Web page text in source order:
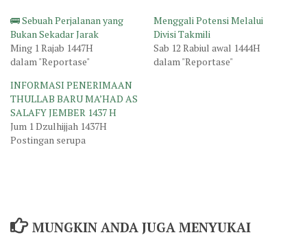
🚌 Sebuah Perjalanan yang
Bukan Sekadar Jarak
Ming 1 Rajab 1447H
dalam "Reportase"
Menggali Potensi Melalui
Divisi Takmili
Sab 12 Rabiul awal 1444H
dalam "Reportase"
INFORMASI PENERIMAAN
THULLAB BARU MA’HAD AS
SALAFY JEMBER 1437 H
Jum 1 Dzulhijjah 1437H
Postingan serupa
MUNGKIN ANDA JUGA MENYUKAI